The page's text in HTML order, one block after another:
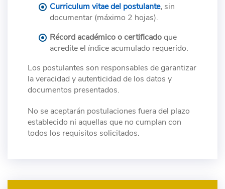
Curriculum vitae del postulante, sin
documentar (máximo 2 hojas).
Récord académico o certificadoque
acredite el índice acumulado requerido.
Los postulantes son responsables de garantizar
la veracidad y autenticidad de los datos y
documentos presentados.
No se aceptarán postulaciones fuera del plazo
establecido ni aquellas que no cumplan con
todos los requisitos solicitados.